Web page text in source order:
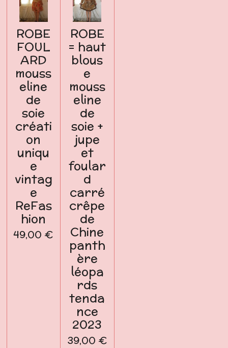
ROBE
FOUL
ARD
mouss
eline
de
soie
créati
on
uniqu
e
vintag
e
ReFas
hion
49,00 €
ROBE
= haut
blous
e
mouss
eline
de
soie +
jupe
et
foular
d
carré
crêpe
de
Chine
panth
ère
léopa
rds
tenda
nce
2023
39,00 €